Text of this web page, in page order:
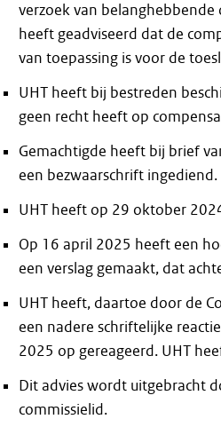
verzoek van belanghebbende
heeft geadviseerd dat de
van toepassing is voor de
UHT heeft bij bestreden
geen recht heeft op
Gemachtigde heeft bij brief
een bezwaarschrift ingediend.
UHT heeft op 29 oktober
Op 16 april 2025 heeft een
een verslag gemaakt, dat
UHT heeft, daartoe door de
een nadere schriftelijke
2025 op gereageerd. UHT
Dit advies wordt uitgebracht
commissielid.